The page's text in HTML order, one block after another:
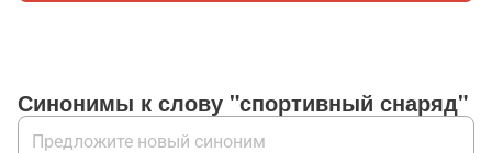
Синонимы к слову "спортивный снаряд"